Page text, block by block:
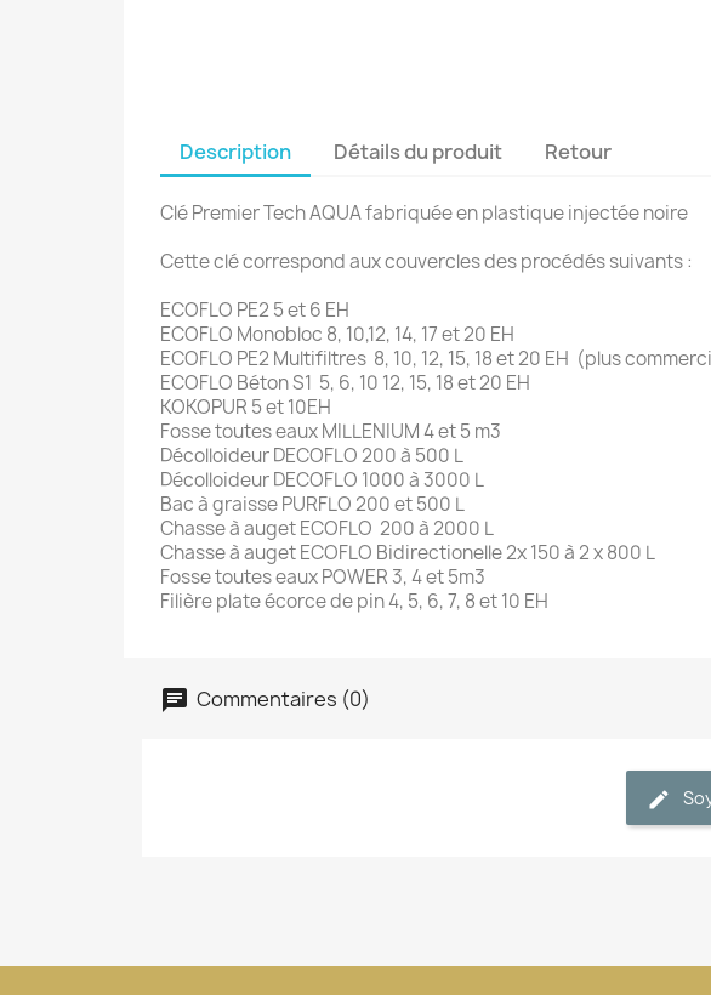
Description Détails du produit Retour
Clé Premier Tech AQUA fabriquée en plastique injectée noire
Cette clé correspond aux couvercles des procédés suivants :
ECOFLO PE2 5 et 6 EH
ECOFLO Monobloc 8, 10,12, 14, 17 et 20 EH
ECOFLO PE2 Multifiltres 8, 10, 12, 15, 18 et 20 EH (plus
ECOFLO Béton S1 5, 6, 10 12, 15, 18 et 20 EH
KOKOPUR 5 et 10EH
Fosse toutes eaux MILLENIUM 4 et 5 m3
Décolloideur DECOFLO 200 à 500 L
Décolloideur DECOFLO 1000 à 3000 L
Bac à graisse PURFLO 200 et 500 L
Chasse à auget ECOFLO 200 à 2000 L
Chasse à auget ECOFLO Bidirectionelle 2x 150 à 2 x 800 L
Fosse toutes eaux POWER 3, 4 et 5m3
Filière plate écorce de pin 4, 5, 6, 7, 8 et 10 EH
Commentaires (0)